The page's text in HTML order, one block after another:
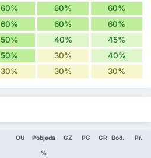
60% 60% 60%
60% 60% 60%
50% 40% 45%
50% 30% 40%
30% 30% 30%
OU Pobjeda
%
GZ PG GR Bod. Pr.